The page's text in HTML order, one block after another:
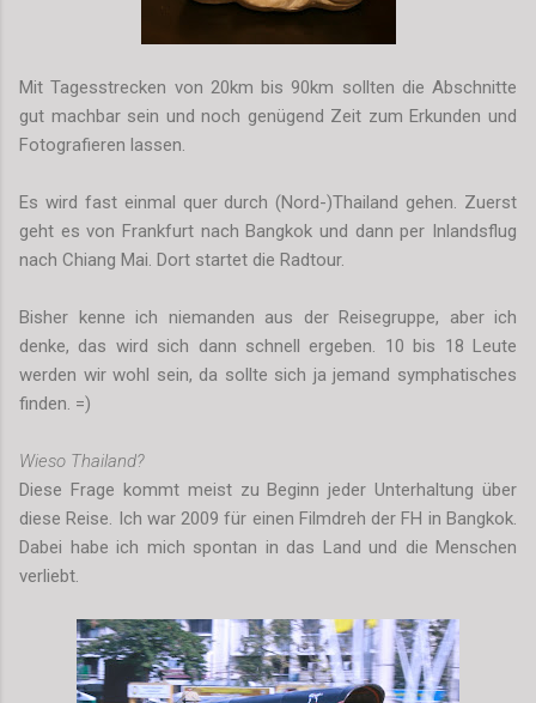
Mit Tagesstrecken von 20km bis 90km sollten die Abschnitte
gut machbar sein und noch genügend Zeit zum Erkunden und
Fotografieren lassen.
Es wird fast einmal quer durch (Nord-)Thailand gehen. Zuerst
geht es von Frankfurt nach Bangkok und dann per Inlandsflug
nach Chiang Mai. Dort startet die Radtour.
Bisher kenne ich niemanden aus der Reisegruppe, aber ich
denke, das wird sich dann schnell ergeben. 10 bis 18 Leute
werden wir wohl sein, da sollte sich ja jemand symphatisches
finden. =)
Wieso Thailand?
Diese Frage kommt meist zu Beginn jeder Unterhaltung über
diese Reise. Ich war 2009 für einen Filmdreh der FH in Bangkok.
Dabei habe ich mich spontan in das Land und die Menschen
verliebt.